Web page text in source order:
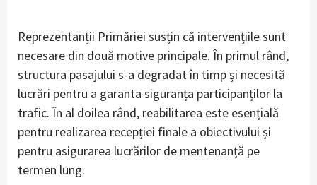
Reprezentanții Primăriei susțin că intervențiile sunt
necesare din două motive principale. În primul rând,
structura pasajului s-a degradat în timp și necesită
lucrări pentru a garanta siguranța participanților la
trafic. În al doilea rând, reabilitarea este esențială
pentru realizarea recepției finale a obiectivului și
pentru asigurarea lucrărilor de mentenanță pe
termen lung.